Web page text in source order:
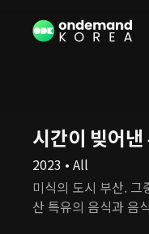
시간이 빚어
2023 • All
미식의 도시 부산.
산 특유의 음식과 음